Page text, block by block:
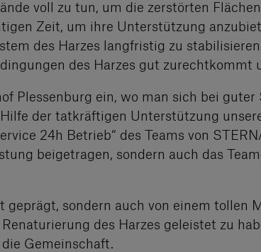
voll zu tun, um die zerstörten
Zeit, um ihre Unterstützung
des Harzes langfristig zu
des Harzes gut zurechtkommt
Plessenburg ein, wo man sich bei
der tatkräftigen Unterstützung
24h Betrieb“ des Teams von
beigetragen, sondern auch das
sondern auch von einem tollen
des Harzes geleistet zu
Gemeinschaft.